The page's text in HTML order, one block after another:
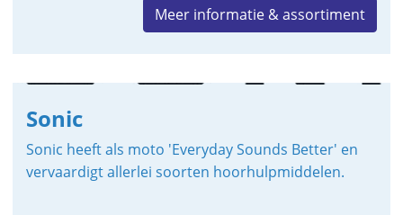
Meer informatie & assortiment
Sonic
Sonic heeft als moto 'Everyday Sounds Better' en
vervaardigt allerlei soorten hoorhulpmiddelen.